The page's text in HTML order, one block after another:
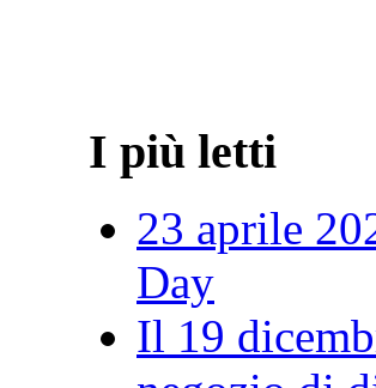
I più letti
23 aprile
Day
Il 19